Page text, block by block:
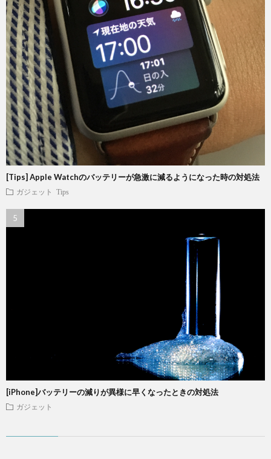
[Tips] Apple Watchのバッテリーが急激に減るようになった時の対処法
ガジェット Tips
[iPhone]バッテリーの減りが異様に早くなったときの対処法
ガジェット